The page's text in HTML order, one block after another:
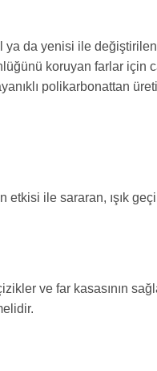
da yenisi ile
koruyan farlar için
polikarbonattan
ile sararan, ışık
ve far kasasının